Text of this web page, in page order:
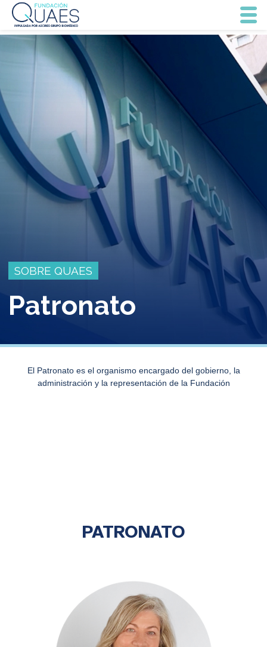
SOBRE QUAES
Patronato
El Patronato es el organismo encargado del gobierno, la
administración y la representación de la Fundación
PATRONATO